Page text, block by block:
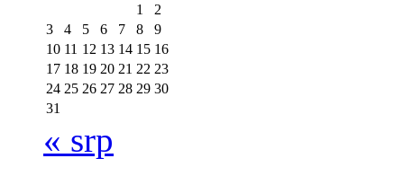
1
2
3
4 5 6 7 8
9
10 11 12 13 14 15 16
17 18 19 20 21 22 23
24 25 26 27 28 29 30
31
« srp